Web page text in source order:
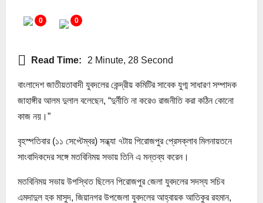
0 0
Read Time: 2 Minute, 28 Second
বাংলাদেশ জাতীয়তাবাদী যুবদলের কেন্দ্রীয় কমিটির সাবেক যুগ্ম সাধারণ সম্পাদক
জাহাঙ্গীর আলম দুলাল বলেছেন, “দুর্নীতি না করেও রাজনীতি করা কঠিন কোনো
কাজ নয়।”
বৃহস্পতিবার (১১ সেপ্টেম্বর) সন্ধ্যা ৭টায় পিরোজপুর প্রেসক্লাব মিলনায়তনে
সাংবাদিকদের সঙ্গে মতবিনিময় সভায় তিনি এ মন্তব্য করেন।
মতবিনিময় সভায় উপস্থিত ছিলেন পিরোজপুর জেলা যুবদলের সদস্য সচিব
এমদাদুল হক মাসুদ, জিয়ানগর উপজেলা যুবদলের আহ্বায়ক আতিকুর রহমান,